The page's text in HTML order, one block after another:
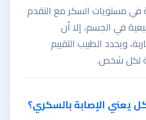
في مستويات السكر مع التقدم
في الجسم، إلا أن
ويحدد الطبيب التقييم
لكل شخص.
يعني الإصابة بالسكري؟